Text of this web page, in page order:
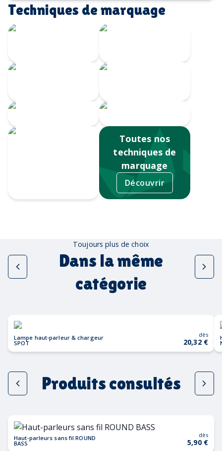
Techniques de marquage
Toutes nos
techniques de
marquage
Découvrir
Toujours plus de choix
Dans la même
catégorie
Lampe haut-parleur & chargeur
SPOT
dès
20,32 €
Produits consultés
Haut-parleurs sans fil ROUND
BASS
dès
5,90 €